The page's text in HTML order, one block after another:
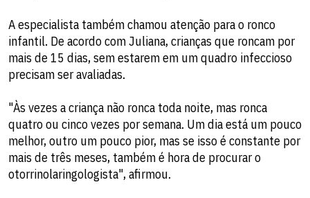
A especialista também chamou atenção para o ronco
infantil. De acordo com Juliana, crianças que roncam por
mais de 15 dias, sem estarem em um quadro infeccioso
precisam ser avaliadas.
"Às vezes a criança não ronca toda noite, mas ronca
quatro ou cinco vezes por semana. Um dia está um pouco
melhor, outro um pouco pior, mas se isso é constante por
mais de três meses, também é hora de procurar o
otorrinolaringologista", afirmou.